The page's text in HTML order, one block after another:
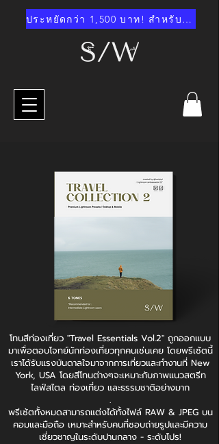
ประหยัดกว่า 1,500 บาท! สำหรับ "มาสเตอร์พรีเซ้ต"
โทนสีท่องเที่ยว "Travel Essentials Vol.2" ถูกออกแบบ
มาเพื่อตอบโจทย์นักท่องเที่ยวทุกคนเช่นเคย โดยพรีเซ้ตนี้
เราได้รับแรงบันดาลใจมาจากการเที่ยวและทำงานที่ New
York, USA โดยสีโทนต่างๆจะเหมาะกับภาพแนวสตรีท
ไลฟ์สไตล ท่องเที่ยว และธรรมชาติอย่างมาก
.
พรีเซ้ตทั้งหมดสามารถแต่งได้ทั้งไฟล์ RAW & JPEG บน
คอมและมือถือ เหมาะสำหรับคนที่ชอบถ่ายรูปและมีความ
เชี่ยวชาญในระดับปานกลาง - ระดับโปร!